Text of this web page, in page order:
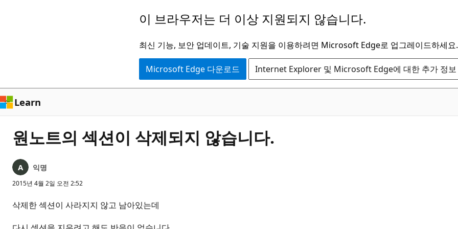
로
건
너
뛰
기
이 브라우저는 더 이상 지원되지 않습니다.
최신 기능, 보안 업데이트, 기술 지원을 이용하려면 Microsoft Edge로 업그레이드하세요.
Microsoft Edge 다운로드 Internet Explorer 및 Microsoft Edge에 대한 추가 정보
Learn
원노트의 섹션이 삭제되지 않습니다.
익명
2015년 4월 2일 오전 2:52
삭제한 섹션이 사라지지 않고 남아있는데